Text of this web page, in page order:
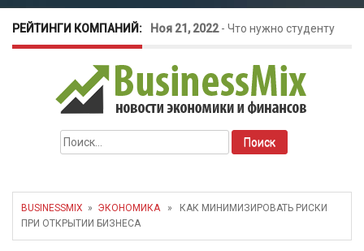
РЕЙТИНГИ КОМПАНИЙ: Ноя 21, 2022- Что нужно студенту
для открытия бизнеса?
Окт 26, 2022-Телефония для
amoCRM: лучшие инструменты для
бизнеса
Найти:
BUSINESSMIX » ЭКОНОМИКА» КАК МИНИМИЗИРОВАТЬ РИСКИ
ПРИ ОТКРЫТИИ БИЗНЕСА